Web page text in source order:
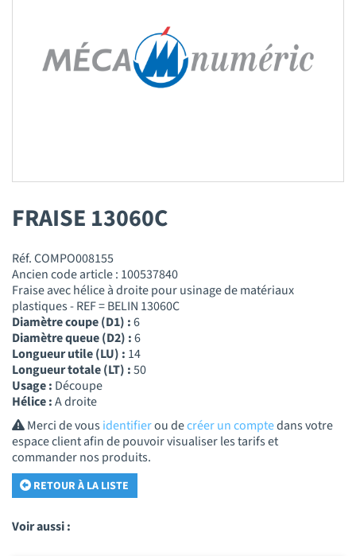
FRAISE 13060C
Réf. COMPO008155
Ancien code article : 100537840
Fraise avec hélice à droite pour usinage de matériaux
plastiques - REF = BELIN 13060C
Diamètre coupe (D1) :6
Diamètre queue (D2) :6
Longueur utile (LU) : 14
Longueur totale (LT) :50
Usage : Découpe
Hélice :A droite
Merci de vousidentifierou decréer un comptedans votre
espace client afin de pouvoir visualiser les tarifs et
commander nos produits.
RETOUR À LA LISTE
Voir aussi :